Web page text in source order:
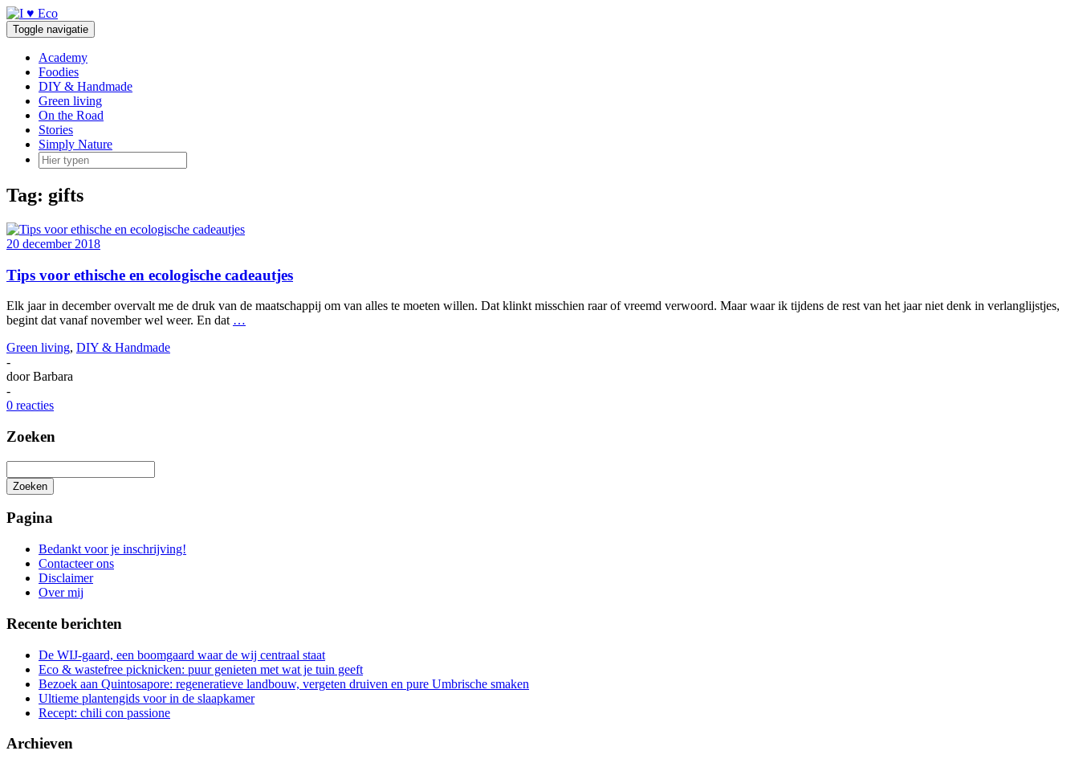
Doorgaan
naar
inhoud
Toggle navigatie
Academy
Foodies
DIY & Handmade
Green living
On the Road
Stories
Simply Nature
Tag: gifts
20 december 2018
Tips voor ethische en ecologische cadeautjes
Elk jaar in december overvalt me de druk van de maatschappij om van alles te moeten willen. Dat klinkt misschien raar of vreemd verwoord. Maar waar ik tijdens de rest van het jaar niet denk in verlanglijstjes,
begint dat vanaf november wel weer. En dat …
Green living, DIY & Handmade
-
doorBarbara
-
0 reacties
Zoeken
Zoeken
zoeken
Pagina
Bedankt voor je inschrijving!
Contacteer ons
Disclaimer
Over mij
Recente berichten
De WIJ-gaard, een boomgaard waar de wij centraal staat
Eco & wastefree picknicken: puur genieten met wat je tuin geeft
Bezoek aan Quintosapore: regeneratieve landbouw, vergeten druiven en pure Umbrische smaken
Ultieme plantengids voor in de slaapkamer
Recept: chili con passione
Archieven